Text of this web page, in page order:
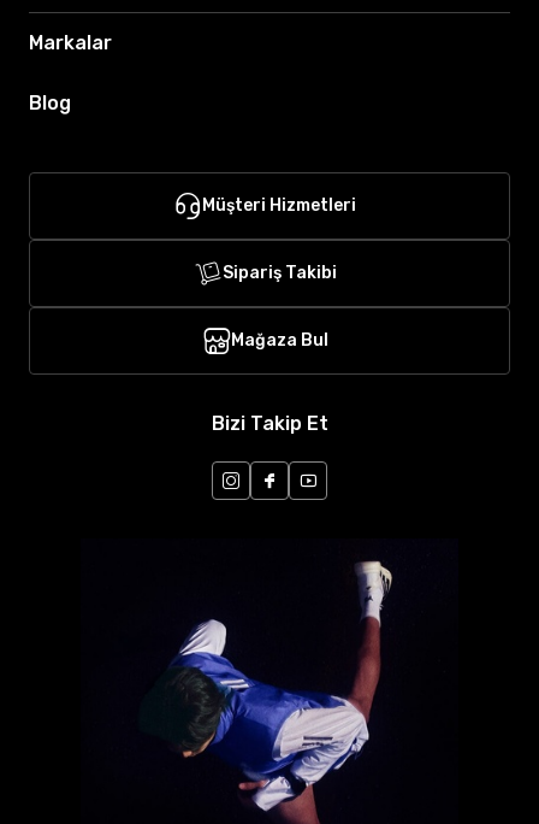
Markalar
Blog
Müşteri Hizmetleri
Sipariş Takibi
Mağaza Bul
Bizi Takip Et